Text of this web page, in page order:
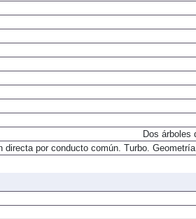
Dos árboles
directa por conducto común. Turbo.